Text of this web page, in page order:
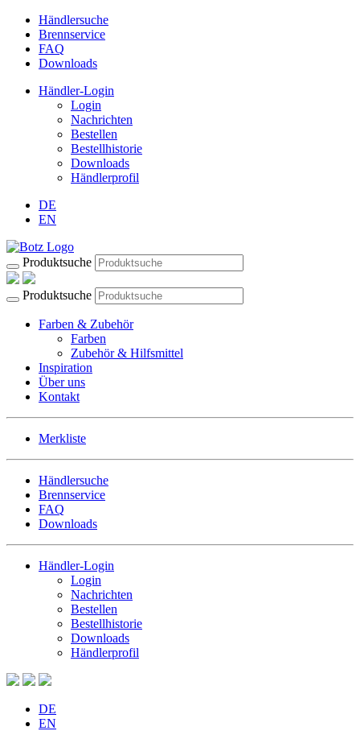
Händlersuche
Brennservice
FAQ
Downloads
Händler-Login
Login
Nachrichten
Bestellen
Bestellhistorie
Downloads
Händlerprofil
DE
EN
Produktsuche
Produktsuche
Farben & Zubehör
Farben
Zubehör & Hilfsmittel
Inspiration
Über uns
Kontakt
Merkliste
Händlersuche
Brennservice
FAQ
Downloads
Händler-Login
Login
Nachrichten
Bestellen
Bestellhistorie
Downloads
Händlerprofil
DE
EN